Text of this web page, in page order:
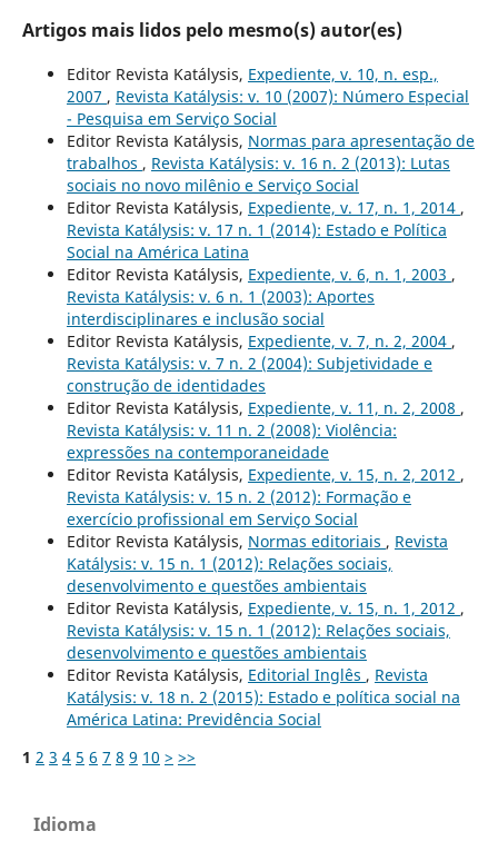
Artigos mais lidos pelo mesmo(s) autor(es)
Editor Revista Katálysis, Expediente, v. 10, n. esp.,
2007 , Revista Katálysis: v. 10 (2007): Número Especial
- Pesquisa em Serviço Social
Editor Revista Katálysis, Normas para apresentação de
trabalhos , Revista Katálysis: v. 16 n. 2 (2013): Lutas
sociais no novo milênio e Serviço Social
Editor Revista Katálysis, Expediente, v. 17, n. 1, 2014 ,
Revista Katálysis: v. 17 n. 1 (2014): Estado e Política
Social na América Latina
Editor Revista Katálysis, Expediente, v. 6, n. 1, 2003 ,
Revista Katálysis: v. 6 n. 1 (2003): Aportes
interdisciplinares e inclusão social
Editor Revista Katálysis, Expediente, v. 7, n. 2, 2004 ,
Revista Katálysis: v. 7 n. 2 (2004): Subjetividade e
construção de identidades
Editor Revista Katálysis, Expediente, v. 11, n. 2, 2008 ,
Revista Katálysis: v. 11 n. 2 (2008): Violência:
expressões na contemporaneidade
Editor Revista Katálysis, Expediente, v. 15, n. 2, 2012 ,
Revista Katálysis: v. 15 n. 2 (2012): Formação e
exercício profissional em Serviço Social
Editor Revista Katálysis, Normas editoriais , Revista
Katálysis: v. 15 n. 1 (2012): Relações sociais,
desenvolvimento e questões ambientais
Editor Revista Katálysis, Expediente, v. 15, n. 1, 2012 ,
Revista Katálysis: v. 15 n. 1 (2012): Relações sociais,
desenvolvimento e questões ambientais
Editor Revista Katálysis, Editorial Inglês , Revista
Katálysis: v. 18 n. 2 (2015): Estado e política social na
América Latina: Previdência Social
1 2 3 4 5 6 7 8 9 10 > >>
Idioma